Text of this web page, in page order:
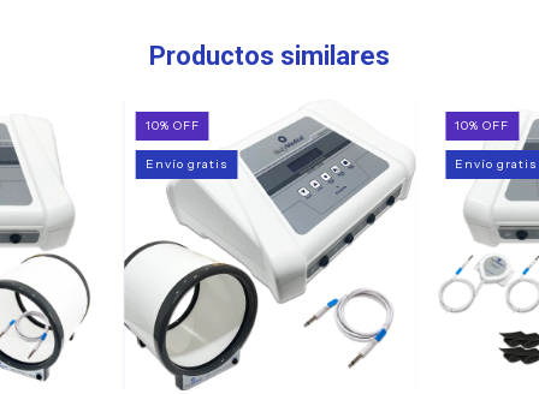
Productos similares
10% OFF
Envío gratis
10%OFF
Envío gratis